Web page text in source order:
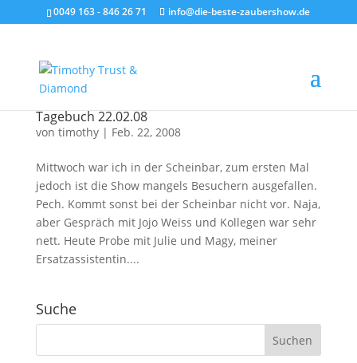
0049 163 - 846 26 71 info@die-beste-zaubershow.de
Tagebuch 22.02.08
von timothy| Feb. 22, 2008
Mittwoch war ich in der Scheinbar, zum ersten Mal
jedoch ist die Show mangels Besuchern ausgefallen.
Pech. Kommt sonst bei der Scheinbar nicht vor. Naja,
aber Gespräch mit Jojo Weiss und Kollegen war sehr
nett. Heute Probe mit Julie und Magy, meiner
Ersatzassistentin....
Suche